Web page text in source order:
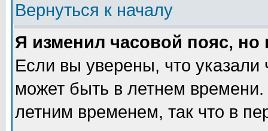
Вернуться к началу
Я изменил часовой пояс,
Если вы уверены, что указали
может быть в летнем
летним временем, так что в